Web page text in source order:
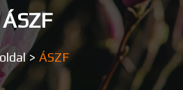
ÁSZF
> ÁSZF